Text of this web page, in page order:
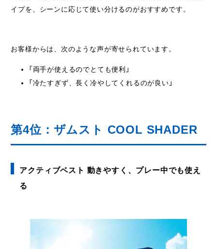
イプを、シーンに応じて使い分けるのがおすすめです。
お客様からは、次のような声が寄せられています。
「両手が使えるのでとても便利」
「冷たすぎず、長く冷やしてくれるのが良い」
第4位：ザムスト COOL SHADER
アクティブベスト 動きやすく、プレー中でも使え
る